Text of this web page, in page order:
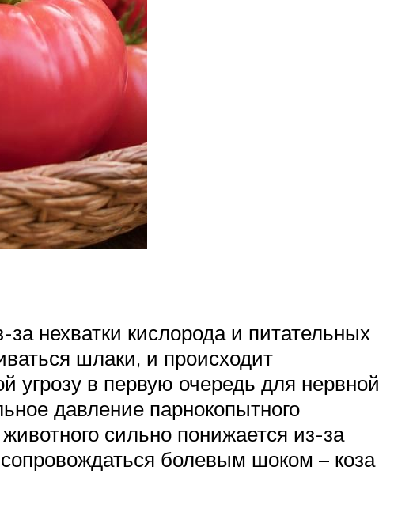
нехватки кислорода и питательных
шлаки, и происходит
угрозу в первую очередь для нервной
давление парнокопытного
сильно понижается из-за
болевым шоком – коза